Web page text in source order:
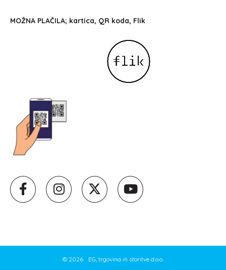
MOŽNA PLAČILA; kartica, QR koda, Flik
© 2026
EG, trgovina in storitve d.o.o.